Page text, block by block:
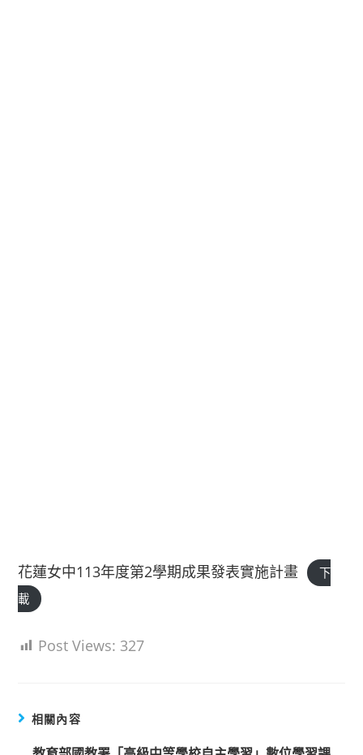
花蓮女中113年度第2學期成果發表實施計畫
下
載
Post Views: 327
相關內容